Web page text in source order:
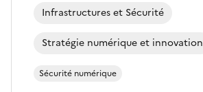
Infrastructures et Sécurité
Stratégie numérique et innovation
Sécurité numérique